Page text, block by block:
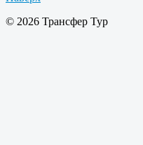
© 2026 Трансфер Тур